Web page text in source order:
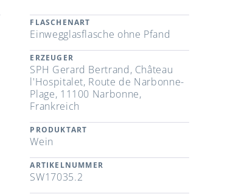
FLASCHENART
Einwegglasflasche ohne Pfand
ERZEUGER
SPH Gerard Bertrand, Château
l'Hospitalet, Route de Narbonne-
Plage, 11100 Narbonne,
Frankreich
PRODUKTART
Wein
ARTIKELNUMMER
SW17035.2